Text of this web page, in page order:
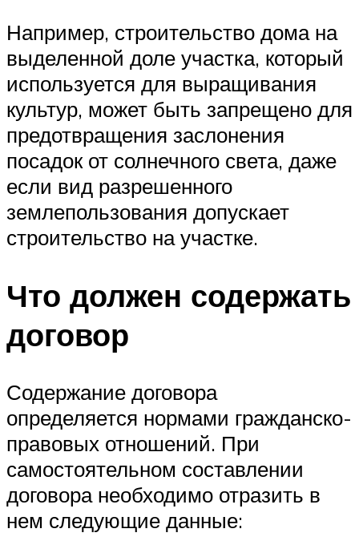
Например, строительство дома на
выделенной доле участка, который
используется для выращивания
культур, может быть запрещено для
предотвращения заслонения
посадок от солнечного света, даже
если вид разрешенного
землепользования допускает
строительство на участке.
Что должен содержать
договор
Содержание договора
определяется нормами гражданско-
правовых отношений. При
самостоятельном составлении
договора необходимо отразить в
нем следующие данные: